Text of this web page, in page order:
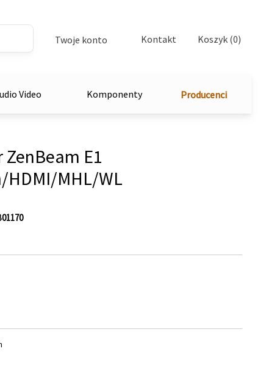
Twoje konto Kontakt Koszyk (0)
Video Komponenty Producenci
E1
HDMI/MHL/WL